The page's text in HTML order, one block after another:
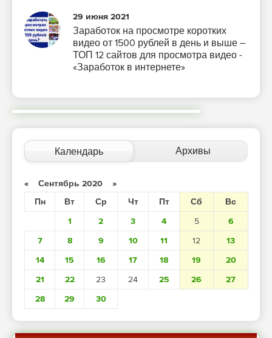
29 июня 2021
Заработок на просмотре коротких
видео от 1500 рублей в день и выше –
ТОП 12 сайтов для просмотра видео -
«Заработок в интернете»
Календарь Архивы
« Сентябрь 2020 »
Пн
Вт Ср Чт Пт Сб
Вс
1
2 3 4 5
6
7
8 9 10 11 12
13
14
15 16 17 18 19
20
21
22 23 24 25 26
27
28
29 30